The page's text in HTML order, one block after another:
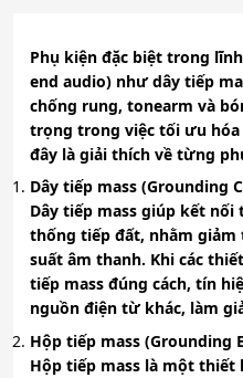
Phụ kiện đặc biệt trong
end audio) như dây tiếp
chống rung, tonearm và
trọng trong việc tối ưu
đây là giải thích về từng
Dây tiếp mass (Grounding
Dây tiếp mass giúp kết
thống tiếp đất, nhằm giảm
suất âm thanh. Khi các
tiếp mass đúng cách, tín
nguồn điện từ khác, làm
Hộp tiếp mass (Grounding
Hộp tiếp mass là một